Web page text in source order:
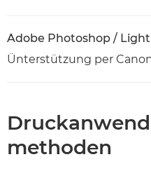
Adobe Photoshop /
Ünterstützung per
methoden